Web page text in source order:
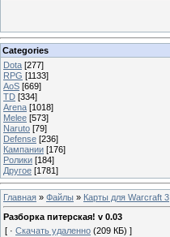
Categories
Dota [277]
RPG [1133]
AoS [669]
TD [334]
Arena [1018]
Melee [573]
Naruto [79]
Defense [236]
Кампании [176]
Ролики [184]
Другое [1781]
Главная » Файлы » Карты для Warcraft 3
Разборка питерская! v 0.03
[ · Скачать удаленно (209 КБ) ]